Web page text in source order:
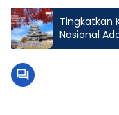
Tingkatkan
Nasional